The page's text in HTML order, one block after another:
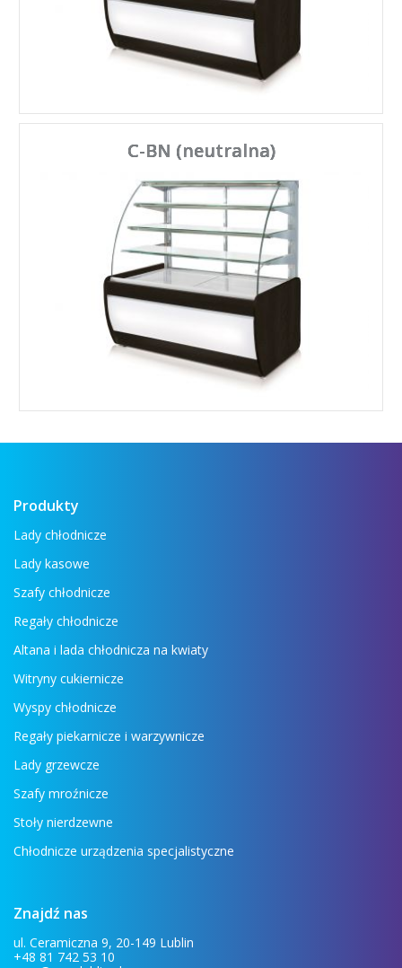
C-BN (neutralna)
Produkty
Lady chłodnicze
Lady kasowe
Szafy chłodnicze
Regały chłodnicze
Altana i lada chłodnicza na kwiaty
Witryny cukiernicze
Wyspy chłodnicze
Regały piekarnicze i warzywnicze
Lady grzewcze
Szafy mroźnicze
Stoły nierdzewne
Chłodnicze urządzenia specjalistyczne
Znajdź nas
ul. Ceramiczna 9, 20-149 Lublin
+48 81 742 53 10